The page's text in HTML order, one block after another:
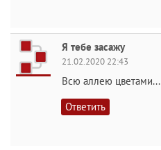
Я тебе засажу
21.02.2020 22:43
Всю аллею цветами...
Ответить